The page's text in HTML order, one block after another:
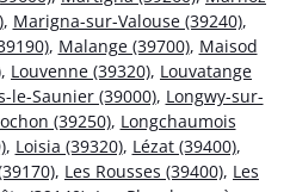
, Marigna-sur-Valouse (39240),
, Malange (39700), Maisod
, Louvenne (39320), Louvatange
le-Saunier (39000), Longwy-sur-
(39250), Longchaumois
, Loisia (39320), Lézat (39400),
, Les Rousses (39400), Les